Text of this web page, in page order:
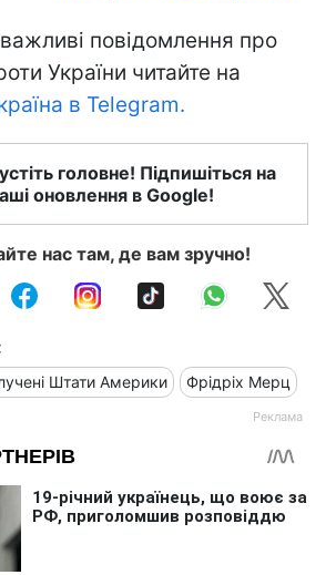
важливі повідомлення про
України читайте на
в Telegram.
головне! Підпишіться на
оновлення в Google!
нас там, де вам зручно!
Штати Америки Фрідріх Мерц